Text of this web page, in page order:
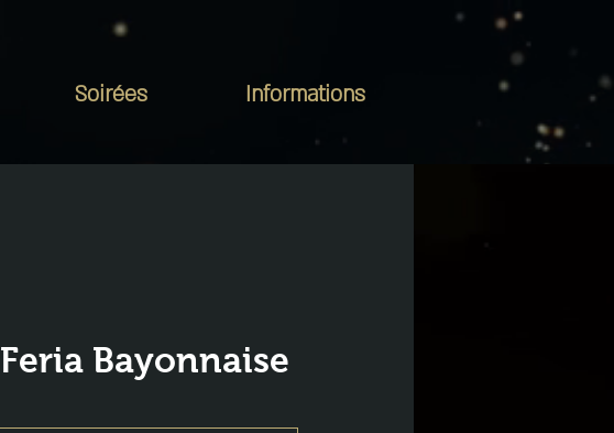
Soirées Informations
Feria Bayonnaise